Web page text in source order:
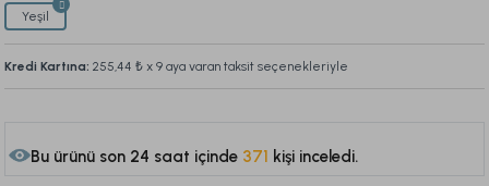
Yeşil
Kredi Kartına: 255,44 ₺ x 9 aya varan taksit seçenekleriyle
Bu ürünü son 24 saat içinde 371 kişi inceledi.